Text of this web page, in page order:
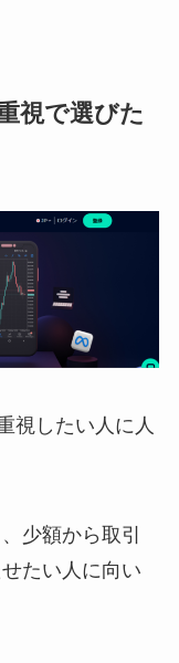
視で選びた
視したい人に人
少額から取引
たい人に向い